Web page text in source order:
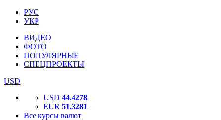
РУС
УКР
ВИДЕО
ФОТО
ПОПУЛЯРНЫЕ
СПЕЦПРОЕКТЫ
USD
USD 44.4278
EUR 51.3281
Все курсы валют